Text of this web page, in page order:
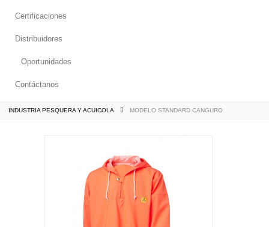
Certificaciones
Distribuidores
Oportunidades
Contáctanos
INDUSTRIA PESQUERA Y ACUICOLA MODELO STANDARD CANGURO